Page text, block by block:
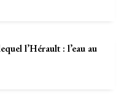
l’Hérault : l’eau au